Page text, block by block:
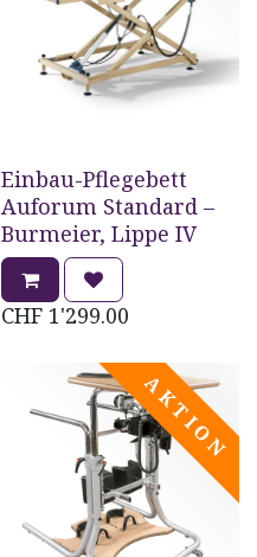
Einbau-Pflegebett
Auforum Standard –
Burmeier, Lippe IV
CHF 1'299.00
A K T I O N